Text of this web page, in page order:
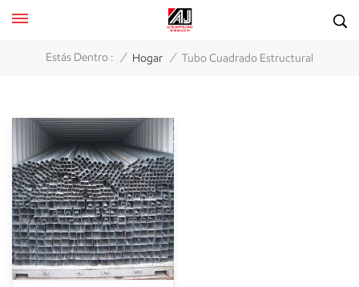
Estás Dentro : / Hogar / Tubo Cuadrado Estructural